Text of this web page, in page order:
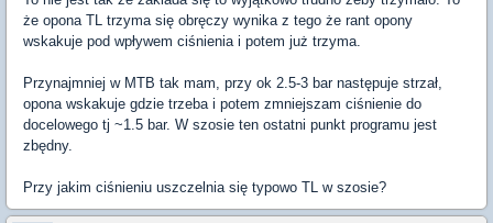
że opona TL trzyma się obręczy wynika z tego że rant opony
wskakuje pod wpływem ciśnienia i potem już trzyma.
Przynajmniej w MTB tak mam, przy ok 2.5-3 bar następuje strzał,
opona wskakuje gdzie trzeba i potem zmniejszam ciśnienie do
docelowego tj ~1.5 bar. W szosie ten ostatni punkt programu jest
zbędny.
Przy jakim ciśnieniu uszczelnia się typowo TL w szosie?